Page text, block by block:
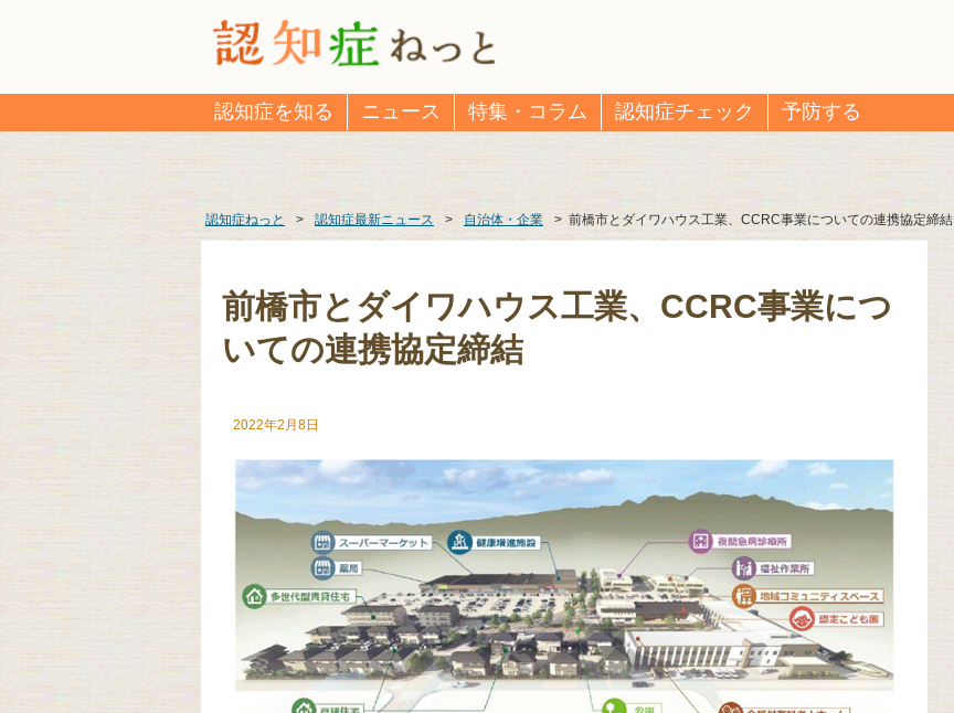
認知症を知る ニュース 特集・コラム 認知症チェック 予防する
認知症ねっと > 認知症最新ニュース > 自治体・企業 > 前橋市とダイワハウス工業、CCRC事業についての連携協定締結
前橋市とダイワハウス工業、CCRC事業につ
いての連携協定締結
2022年2月8日